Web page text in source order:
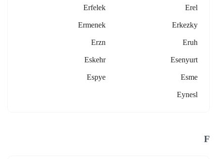
Erel
Erfelek
Erkezky
Ermenek
Eruh
Erzn
Esenyurt
Eskehr
Esme
Espye
Eynesl
F